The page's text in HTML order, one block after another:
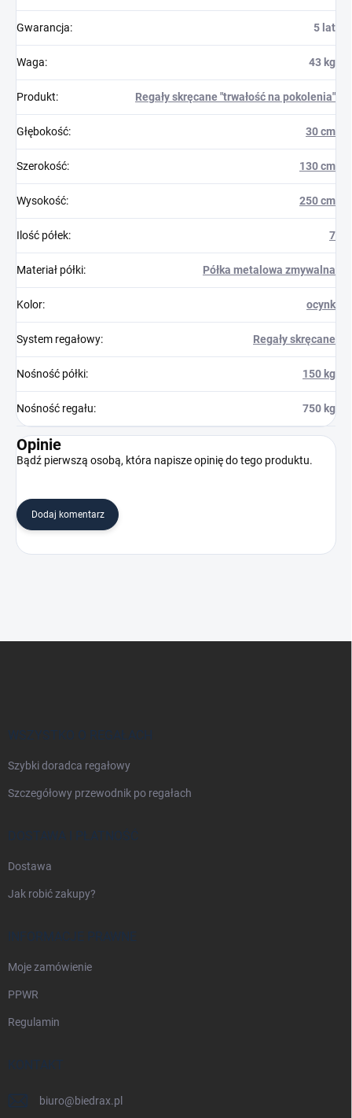
Gwarancja: 5 lat
Waga: 43 kg
Produkt: Regały skręcane "trwałość na pokolenia"
Głębokość: 30 cm
Szerokość: 130 cm
Wysokość: 250 cm
Ilość półek: 7
Materiał półki: Półka metalowa zmywalna
Kolor: ocynk
System regałowy: Regały skręcane
Nośność półki: 150 kg
Nośność regału: 750 kg
Opinie
Bądź pierwszą osobą, która napisze opinię do tego produktu.
Dodaj komentarz
WSZYSTKO O REGAŁACH
Szybki doradca regałowy
Szczegółowy przewodnik po regałach
DOSTAWA I PŁATNOŚĆ
Dostawa
Jak robić zakupy?
INFORMACJE PRAWNE
Moje zamówienie
PPWR
Regulamin
KONTAKT
biuro@biedrax.pl